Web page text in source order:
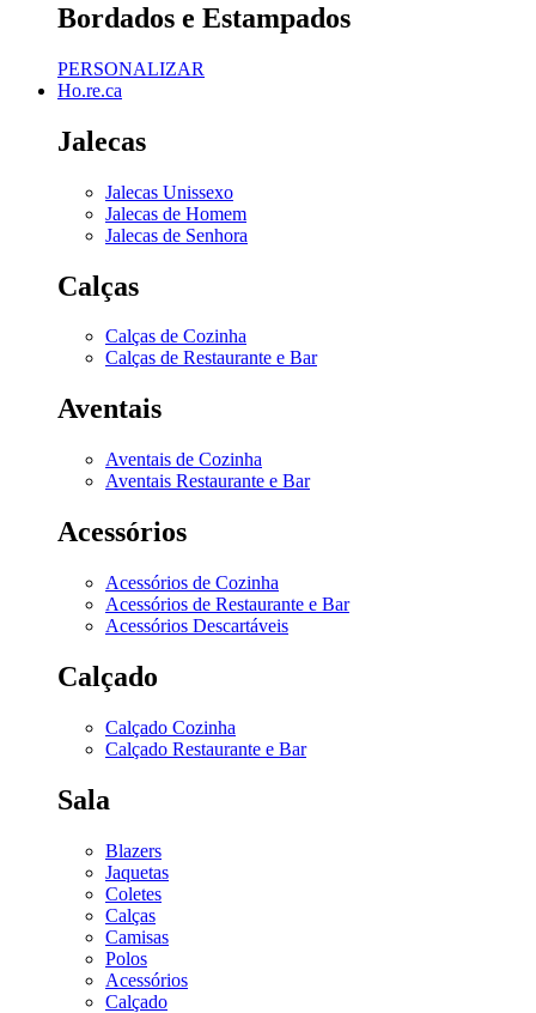
Bordados e Estampados
PERSONALIZAR
Ho.re.ca
Jalecas
Jalecas Unissexo
Jalecas de Homem
Jalecas de Senhora
Calças
Calças de Cozinha
Calças de Restaurante e Bar
Aventais
Aventais de Cozinha
Aventais Restaurante e Bar
Acessórios
Acessórios de Cozinha
Acessórios de Restaurante e Bar
Acessórios Descartáveis
Calçado
Calçado Cozinha
Calçado Restaurante e Bar
Sala
Blazers
Jaquetas
Coletes
Calças
Camisas
Polos
Acessórios
Calçado